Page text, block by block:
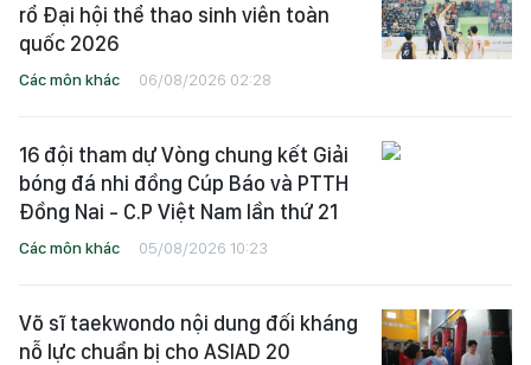
rổ Đại hội thể thao sinh viên toàn
quốc 2026
Các môn khác 06/08/2026 02:28
16 đội tham dự Vòng chung kết Giải
bóng đá nhi đồng Cúp Báo và PTTH
Đồng Nai - C.P Việt Nam lần thứ 21
Các môn khác 05/08/2026 10:23
Võ sĩ taekwondo nội dung đối kháng
nỗ lực chuẩn bị cho ASIAD 20